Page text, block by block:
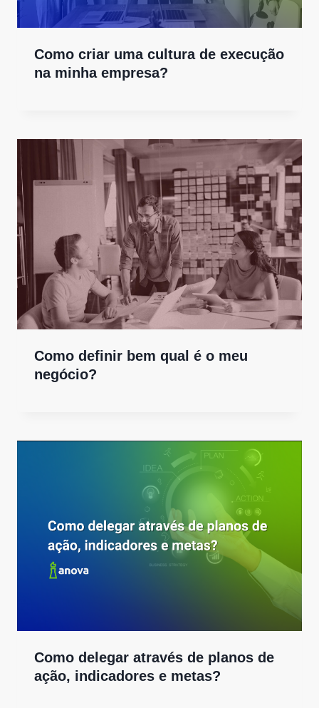
Como criar uma cultura de execução
na minha empresa?
Como definir bem qual é o meu
negócio?
Como delegar através de planos de
ação, indicadores e metas?